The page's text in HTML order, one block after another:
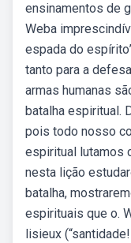
ensinamentos de
Weba
espada do
tanto para a
armas humanas
batalha espiritual.
pois todo nosso
espiritual lutamos
nesta lição
batalha,
espirituais que o.
lisieux